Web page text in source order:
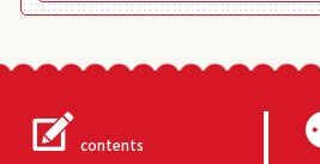
contents